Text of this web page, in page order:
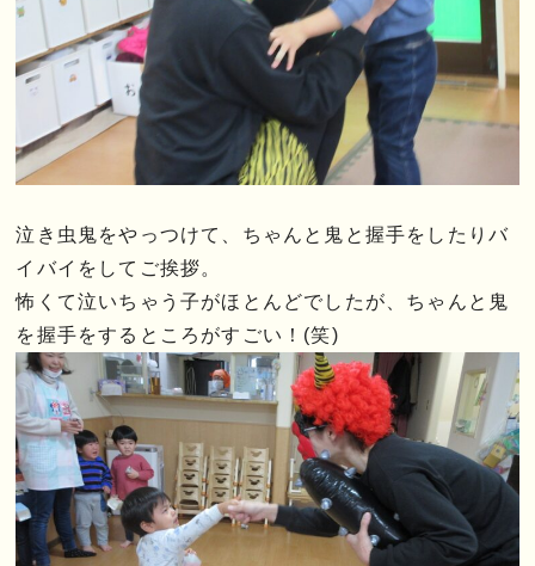
泣き虫鬼をやっつけて、ちゃんと鬼と握手をしたりバ
イバイをしてご挨拶。
怖くて泣いちゃう子がほとんどでしたが、ちゃんと鬼
を握手をするところがすごい！(笑)